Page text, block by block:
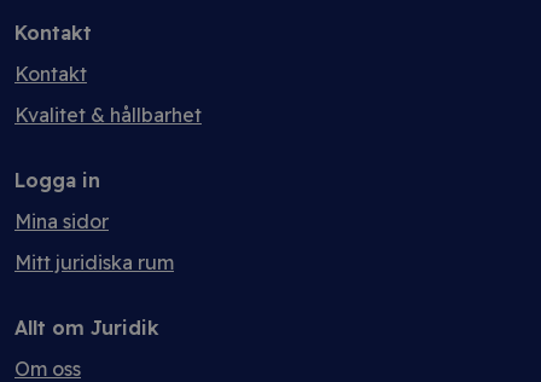
Kontakt
Kontakt
Kvalitet & hållbarhet
Logga in
Mina sidor
Mitt juridiska rum
Allt om Juridik
Om oss